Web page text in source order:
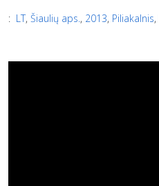
: LT, Šiaulių aps. , 2013, Piliakalnis,